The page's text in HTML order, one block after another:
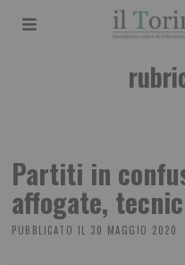
Partiti in
affogate,
PUBBLICATO IL 30 MAGGIO 2020